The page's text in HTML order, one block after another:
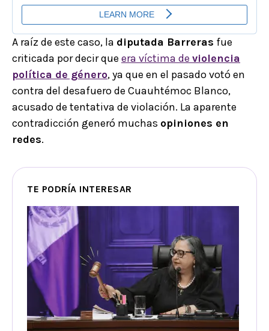
A raíz de este caso, la diputada Barreras fue
criticada por decir que era víctima de violencia
política de género, ya que en el pasado votó en
contra del desafuero de Cuauhtémoc Blanco,
acusado de tentativa de violación. La aparente
contradicción generó muchas opiniones en
redes.
TE PODRÍA INTERESAR